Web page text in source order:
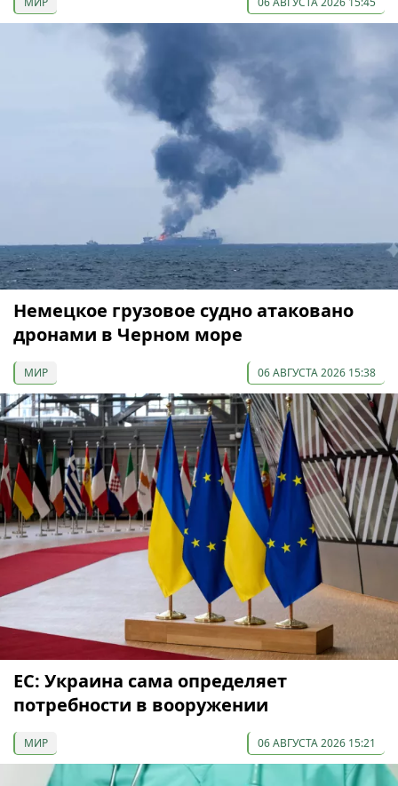
Немецкое грузовое судно атаковано
дронами в Черном море
МИР 06 АВГУСТА 2026 15:38
ЕС: Украина сама определяет
потребности в вооружении
МИР 06 АВГУСТА 2026 15:21